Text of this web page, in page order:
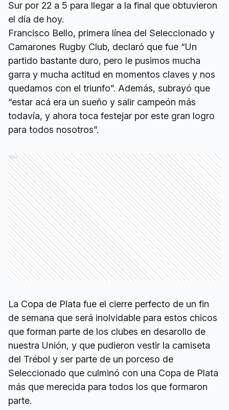
Sur por 22 a 5 para llegar a la final que obtuvieron
el día de hoy.
Francisco Bello, primera línea del Seleccionado y
Camarones Rugby Club, declaró que fue “Un
partido bastante duro, pero le pusimos mucha
garra y mucha actitud en momentos claves y nos
quedamos con el triunfo”. Además, subrayó que
“estar acá era un sueño y salir campeón más
todavía, y ahora toca festejar por este gran logro
para todos nosotros”.
Ads
La Copa de Plata fue el cierre perfecto de un fin
de semana que será inolvidable para estos chicos
que forman parte de los clubes en desarollo de
nuestra Unión, y que pudieron vestir la camiseta
del Trébol y ser parte de un porceso de
Seleccionado que culminó con una Copa de Plata
más que merecida para todos los que formaron
parte.